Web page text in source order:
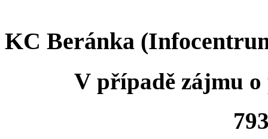
KC Beránka
V případě zájmu